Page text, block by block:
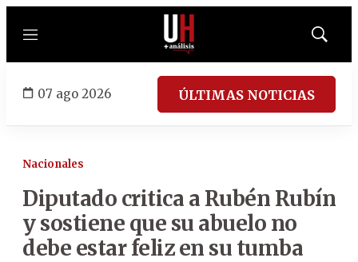
Menú
Mostrar
07 ago 2026 ÚLTIMAS NOTICIAS
Nacionales
Diputado critica a Rubén Rubín
y sostiene que su abuelo no
debe estar feliz en su tumba